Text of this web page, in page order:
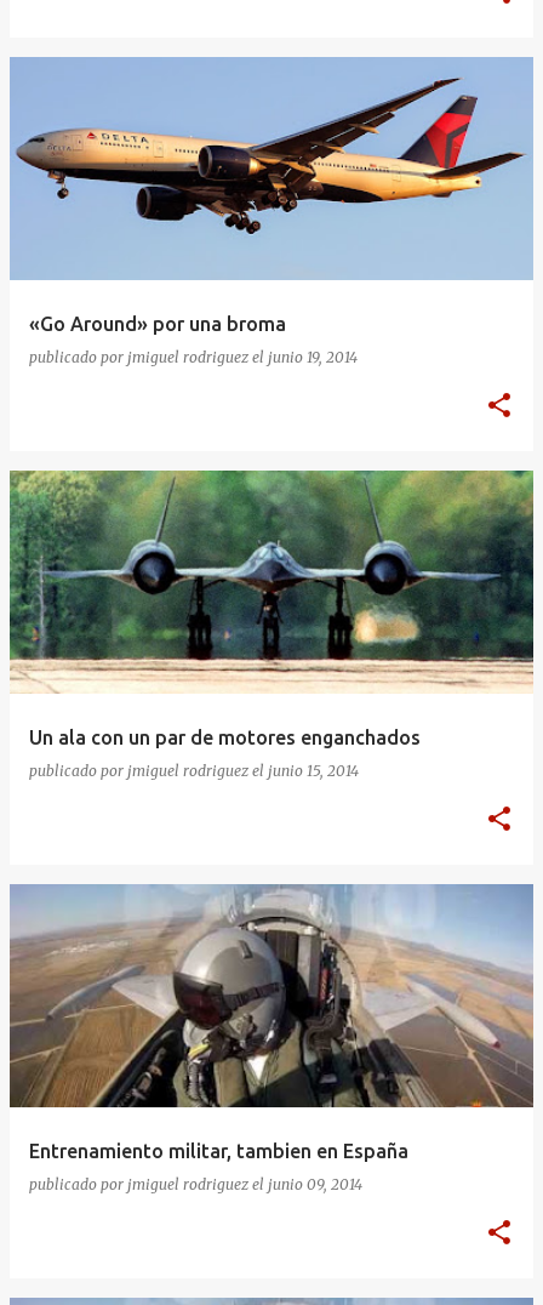
«Go Around» por una broma
publicado por jmiguel rodriguez el junio 19, 2014
Un ala con un par de motores enganchados
publicado por jmiguel rodriguez el junio 15, 2014
Entrenamiento militar, tambien en España
publicado por jmiguel rodriguez el junio 09, 2014